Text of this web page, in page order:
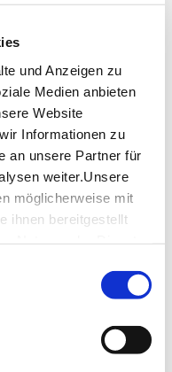
und Anzeigen zu
Medien anbieten
Website
Informationen zu
an unsere Partner für
weiter.Unsere
möglicherweise mit
ihnen bereitgestellt
GmbH